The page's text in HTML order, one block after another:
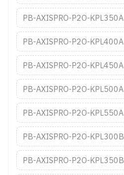
PB-AXISPRO-P2O-KPL350A
PB-AXISPRO-P2O-KPL400A
PB-AXISPRO-P2O-KPL450A
PB-AXISPRO-P2O-KPL500A
PB-AXISPRO-P2O-KPL550A
PB-AXISPRO-P2O-KPL300B
PB-AXISPRO-P2O-KPL350B